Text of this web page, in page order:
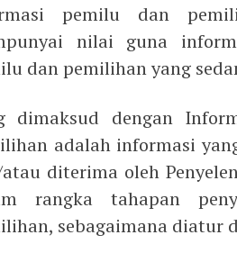
pemilu dan
nilai guna
dan pemilihan yang
dimaksud dengan
adalah informasi
diterima oleh
rangka tahapan
sebagaimana diatur